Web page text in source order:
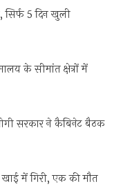
सिर्फ 5 दिन खुली
के सीमांत क्षेत्रों में
सरकार ने कैबिनेट बैठक
खाई में गिरी, एक की मौत